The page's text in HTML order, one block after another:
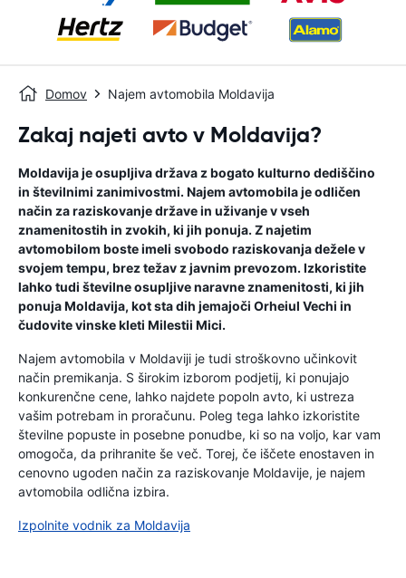
Domov Najem avtomobila Moldavija
Zakaj najeti avto v Moldavija?
Moldavija je osupljiva država z bogato kulturno dediščino
in številnimi zanimivostmi. Najem avtomobila je odličen
način za raziskovanje države in uživanje v vseh
znamenitostih in zvokih, ki jih ponuja. Z najetim
avtomobilom boste imeli svobodo raziskovanja dežele v
svojem tempu, brez težav z javnim prevozom. Izkoristite
lahko tudi številne osupljive naravne znamenitosti, ki jih
ponuja Moldavija, kot sta dih jemajoči Orheiul Vechi in
čudovite vinske kleti Milestii Mici.
Najem avtomobila v Moldaviji je tudi stroškovno učinkovit
način premikanja. S širokim izborom podjetij, ki ponujajo
konkurenčne cene, lahko najdete popoln avto, ki ustreza
vašim potrebam in proračunu. Poleg tega lahko izkoristite
številne popuste in posebne ponudbe, ki so na voljo, kar vam
omogoča, da prihranite še več. Torej, če iščete enostaven in
cenovno ugoden način za raziskovanje Moldavije, je najem
avtomobila odlična izbira.
Izpolnite vodnik za Moldavija